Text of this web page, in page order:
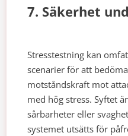
7. Säkerhet
Stresstestning kan
scenarier för att
motståndskraft mot
med hög stress. Syftet
sårbarheter eller
systemet utsätts för